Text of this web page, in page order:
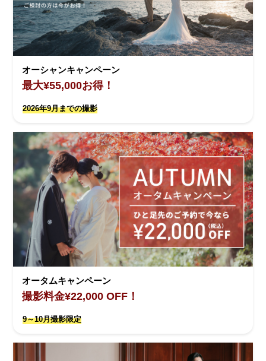
オーシャンキャンペーン
最大¥55,000お得！
2026年9月までの撮影
オータムキャンペーン
撮影料金¥22,000 OFF！
9～10月撮影限定